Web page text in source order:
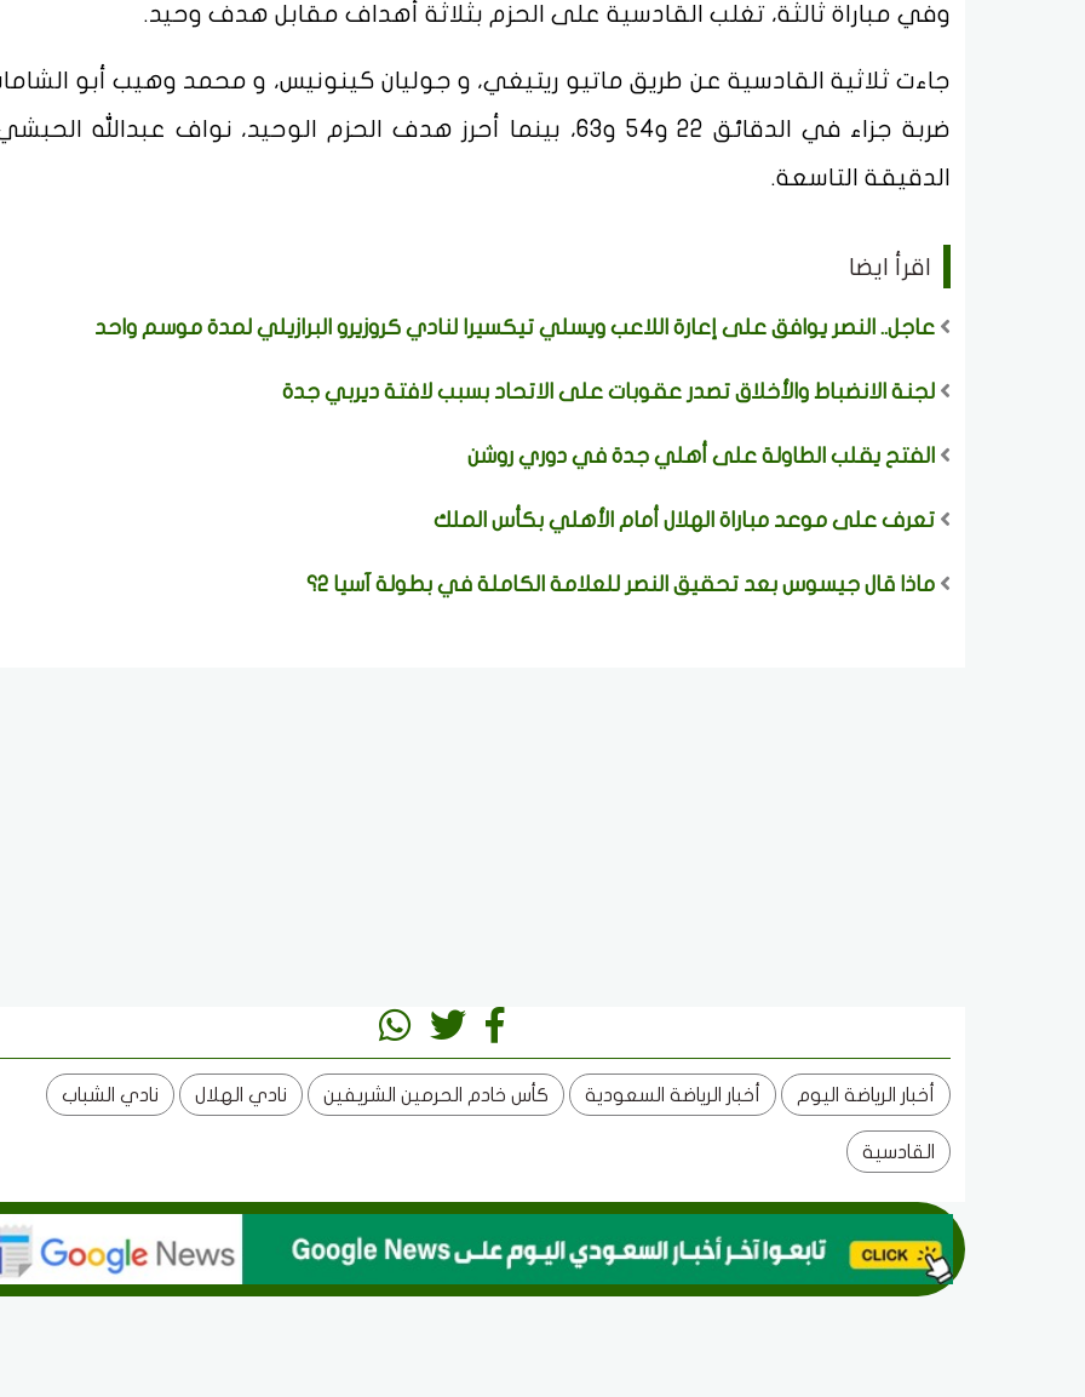
وفي مباراة ثالثة، تغلب القادسية على الحزم بثلاثة أهداف مقابل هدف وحيد.
جاءت ثلاثية القادسية عن طريق ماتيو ريتيغي، و جوليان كينونيس، و محمد وهيب أبو
ضربة جزاء في الدقائق 22 و54 و63، بينما أحرز هدف الحزم الوحيد، نواف عبدالله
الدقيقة التاسعة.
اقرأ ايضا
عاجل.. النصر يوافق على إعارة اللاعب ويسلي تيكسيرا لنادي كروزيرو البرازيلي لمدة موسم واحد
لجنة الانضباط والأخلاق تصدر عقوبات على الاتحاد بسبب لافتة ديربي جدة
الفتح يقلب الطاولة على أهلي جدة في دوري روشن
تعرف على موعد مباراة الهلال أمام الأهلي بكأس الملك
ماذا قال جيسوس بعد تحقيق النصر للعلامة الكاملة في بطولة آسيا 2؟
أخبار الرياضة اليوم أخبار الرياضة السعودية كأس خادم الحرمين الشريفين نادي الهلال نادي الشباب
القادسية